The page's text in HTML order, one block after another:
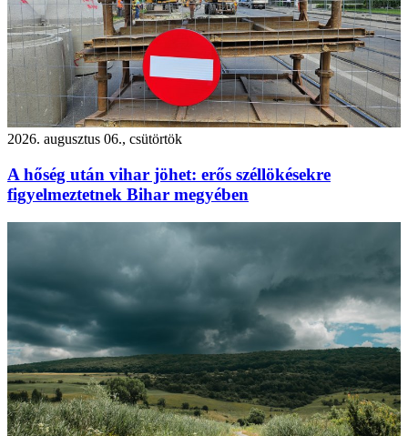
2026. augusztus 06., csütörtök
A hőség után vihar jöhet: erős széllökésekre
figyelmeztetnek Bihar megyében